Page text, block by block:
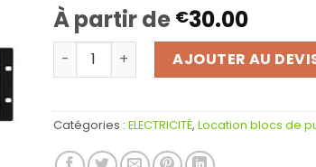
À partir de €30.00
quantité de Location CONNEX 63A
AJOUTER AU
Catégories : ELECTRICITÉ, Location blocs de